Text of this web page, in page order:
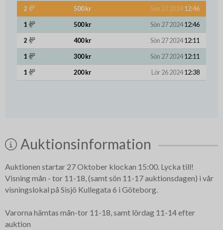
2 500 kr Sön 27 202412:46
1
500 kr Sön 27 202412:46
2
400 kr Sön 27 202412:11
1
300 kr Sön 27 202412:11
1
200 kr Lör 26 202412:38
Auktionsinformation
Auktionen startar 27 Oktober klockan 15:00. Lycka till!
Visning mån - tor 11-18, (samt sön 11-17 auktionsdagen) i vår
visningslokal på Sisjö Kullegata 6 i Göteborg.
Varorna hämtas mån-tor 11-18, samt lördag 11-14 efter
auktion